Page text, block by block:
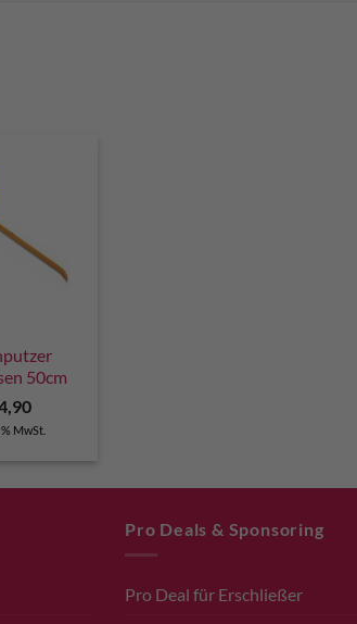
50cm
MwSt.
Pro Deals & Sponsoring
Pro Deal für Erschließer